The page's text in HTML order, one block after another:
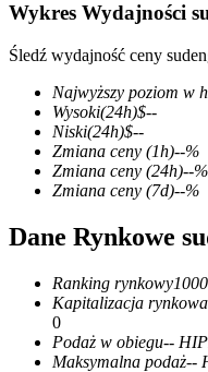
Kontrakty terminowe
Kontrakty terminowe
TradFi
Instrumenty pochodne
towary
Wykres Wydajności
Śledź wydajność ceny
Najwyższy poziom w
Wysoki(24h)$--
Niski(24h)$--
Zmiana ceny (1h)--%
Zmiana ceny (24h)--%
Zmiana ceny (7d)--%
Dane Rynkowe
Ranking rynkowy
Kapitalizacja rynkowa
0
Podaż w obiegu--
Maksymalna podaż--